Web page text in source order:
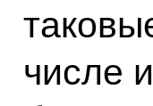
числе